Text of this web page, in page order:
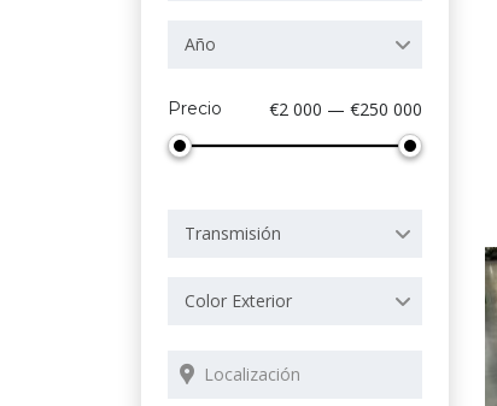
Año
Precio €2 000 — €250 000
Transmisión
Color Exterior